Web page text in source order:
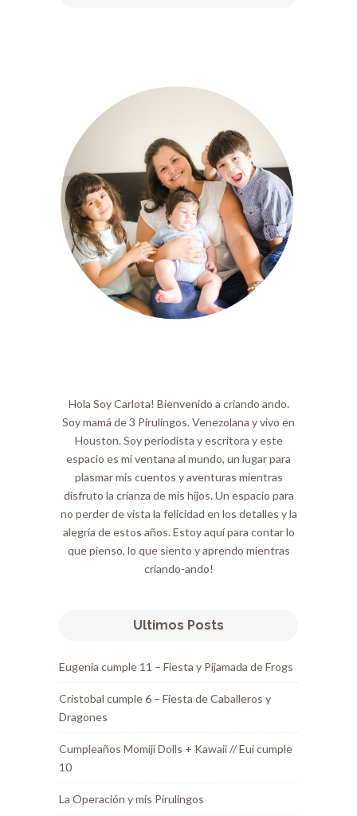
Hola Soy Carlota! Bienvenido a criando ando.
Soy mamá de 3 Pirulingos. Venezolana y vivo en
Houston. Soy periodista y escritora y este
espacio es mi ventana al mundo, un lugar para
plasmar mis cuentos y aventuras mientras
disfruto la crianza de mis hijos. Un espacio para
no perder de vista la felicidad en los detalles y la
alegría de estos años. Estoy aquí para contar lo
que pienso, lo que siento y aprendo mientras
criando-ando!
Ultimos Posts
Eugenia cumple 11 – Fiesta y Pijamada de Frogs
Cristobal cumple 6 – Fiesta de Caballeros y
Dragones
Cumpleaños Momiji Dolls + Kawaii // Eui cumple
10
La Operación y mis Pirulingos